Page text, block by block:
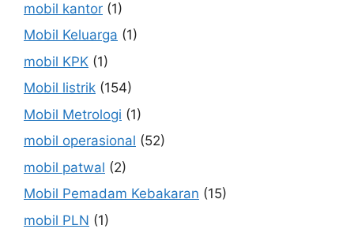
mobil kantor (1)
Mobil Keluarga (1)
mobil KPK (1)
Mobil listrik (154)
Mobil Metrologi (1)
mobil operasional (52)
mobil patwal (2)
Mobil Pemadam Kebakaran (15)
mobil PLN (1)